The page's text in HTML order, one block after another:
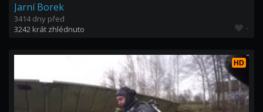
Jarní Borek
3414 dny před
3242 krát zhlédnuto
-
HD